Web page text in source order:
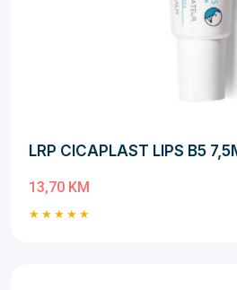
LRP CICAPLAST LIPS B5
13,70 KM